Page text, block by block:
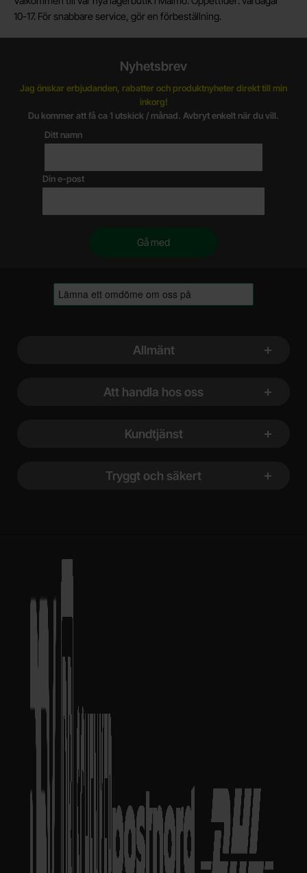
10-17. För snabbare service, gör en förbeställning.
Nyhetsbrev
Jag önskar erbjudanden, rabatter och produktnyheter direkt till min
inkorg!
Du kommer att få ca 1 utskick / månad. Avbryt enkelt när du vill.
Ditt namn
Din e-post
Allmänt
Att handla hos oss
Kundtjänst
Tryggt och säkert